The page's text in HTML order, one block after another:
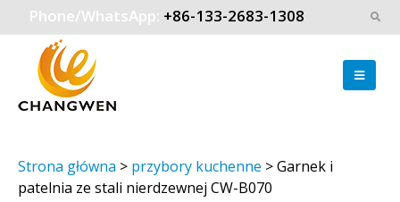
Phone/WhatsApp: +86-133-2683-1308
Strona główna > przybory kuchenne >Garnek i
patelnia ze stali nierdzewnej CW-B070